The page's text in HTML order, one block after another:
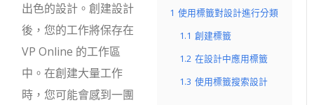
1 使用標籤對設計進行分類
1.1 創建標籤
1.2 在設計中應用標籤
1.3 使用標籤搜索設計
出色的設計。創建設計
後，您的工作將保存在
VP Online 的工作區
中。在創建大量工作
時，您可能會感到一團